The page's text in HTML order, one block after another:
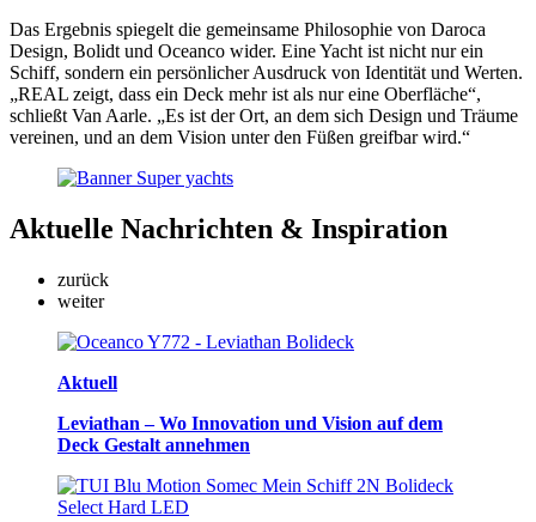
Das Ergebnis spiegelt die gemeinsame Philosophie von Daroca
Design, Bolidt und Oceanco wider. Eine Yacht ist nicht nur ein
Schiff, sondern ein persönlicher Ausdruck von Identität und Werten.
„REAL zeigt, dass ein Deck mehr ist als nur eine Oberfläche“,
schließt Van Aarle. „Es ist der Ort, an dem sich Design und Träume
vereinen, und an dem Vision unter den Füßen greifbar wird.“
Aktuelle Nachrichten & Inspiration
zurück
weiter
Aktuell
Leviathan – Wo Innovation und Vision auf dem
Deck Gestalt annehmen